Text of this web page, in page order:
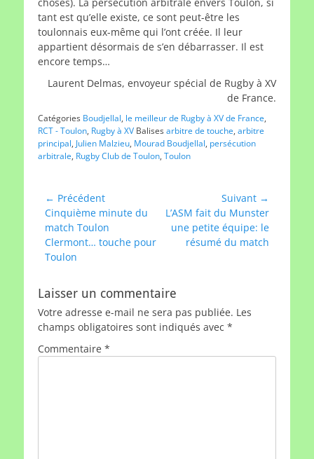
tant est qu’elle existe, ce sont peut-être les
toulonnais eux-même qui l’ont créée. Il leur
appartient désormais de s’en débarrasser. Il est
encore temps…
Laurent Delmas, envoyeur spécial de Rugby à XV
de France.
Catégories Boudjellal, le meilleur de Rugby à XV de France,
RCT - Toulon, Rugby à XV Balisesarbitre de touche, arbitre
principal, Julien Malzieu, Mourad Boudjellal, persécution
arbitrale, Rugby Club de Toulon, Toulon
Navigation
de
l’article
← Précédent
Article
précédent :
Cinquième minute du
match Toulon
Clermont… touche pour
Toulon
Suivant →
Article
suivant :
L’ASM fait du Munster
une petite équipe: le
résumé du match
Laisser un commentaire
Votre adresse e-mail ne sera pas publiée. Les
champs obligatoires sont indiqués avec *
Commentaire *